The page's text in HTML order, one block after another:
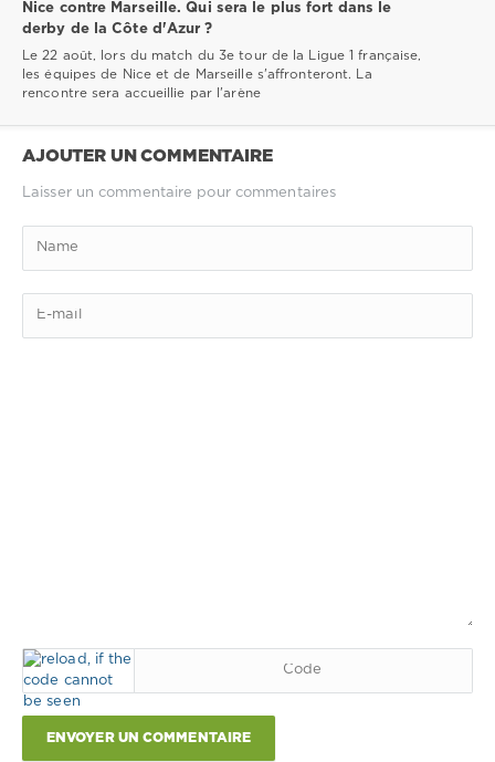
Nice contre Marseille. Qui sera le plus fort dans le
derby de la Côte d'Azur ?
Le 22 août, lors du match du 3e tour de la Ligue 1 française,
les équipes de Nice et de Marseille s'affronteront. La
rencontre sera accueillie par l'arène
AJOUTER UN COMMENTAIRE
Laisser un commentaire pour commentaires
ENVOYER UN COMMENTAIRE